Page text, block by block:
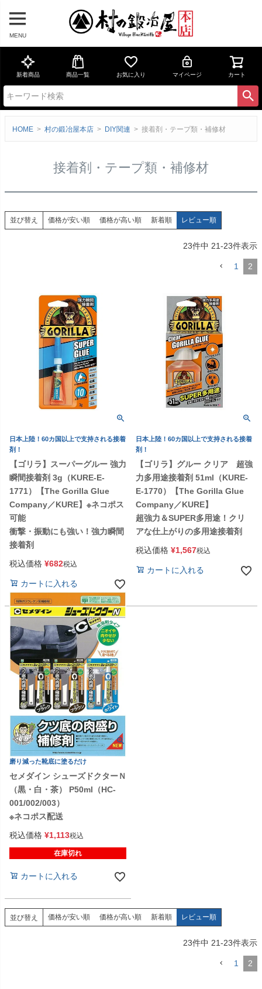
MENU
新着商品 商品一覧 お気に入り マイページ カート
HOME 村の鍛冶屋本店 DIY関連 接着剤・テープ類・補修材
接着剤・テープ類・補修材
並び替え 価格が安い順 価格が高い順 新着順 レビュー順
23件中 21-23件表示
1 2
日本上陸！60カ国以上で支持される接着
剤！
【ゴリラ】スーパーグルー 強力
瞬間接着剤 3g（KURE-E-
1771）【The Gorilla Glue
Company／KURE】※ネコポス
可能
衝撃・振動にも強い！強力瞬間
接着剤
税込価格 ¥682税込
カートに入れる
日本上陸！60カ国以上で支持される接着
剤！
【ゴリラ】グルー クリア 超強
力多用途接着剤 51ml（KURE-
E-1770）【The Gorilla Glue
Company／KURE】
超強力＆SUPER多用途！クリ
アな仕上がりの多用途接着剤
税込価格 ¥1,567税込
カートに入れる
磨り減った靴底に塗るだけ
セメダイン シューズドクターＮ
（黒・白・茶） P50ml（HC-
001/002/003）
※ネコポス配送
税込価格 ¥1,113税込
在庫切れ
カートに入れる
並び替え 価格が安い順 価格が高い順 新着順 レビュー順
23件中 21-23件表示
1 2